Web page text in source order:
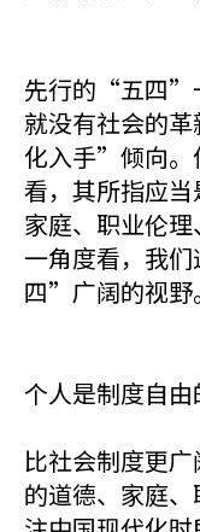
先行的“五四”
就没有社会的
化入手”倾向
看，其所指应当
家庭、职业伦
一角度看，我
四”广阔的视野。
个人是制度自由
比社会制度更
的道德、家庭